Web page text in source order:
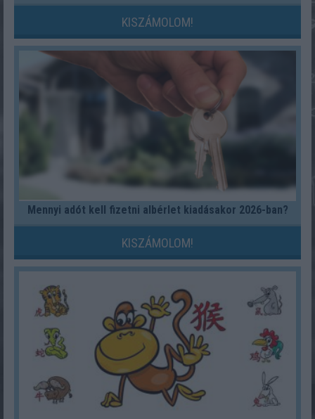
KISZÁMOLOM!
Mennyi adót kell fizetni albérlet kiadásakor 2026-ban?
KISZÁMOLOM!